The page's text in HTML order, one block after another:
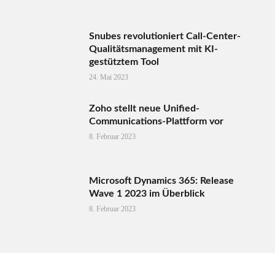
Snubes revolutioniert Call-Center-
Qualitätsmanagement mit KI-
gestütztem Tool
24. Mai 2023
Zoho stellt neue Unified-
Communications-Plattform vor
8. Februar 2023
Microsoft Dynamics 365: Release
Wave 1 2023 im Überblick
8. Februar 2023